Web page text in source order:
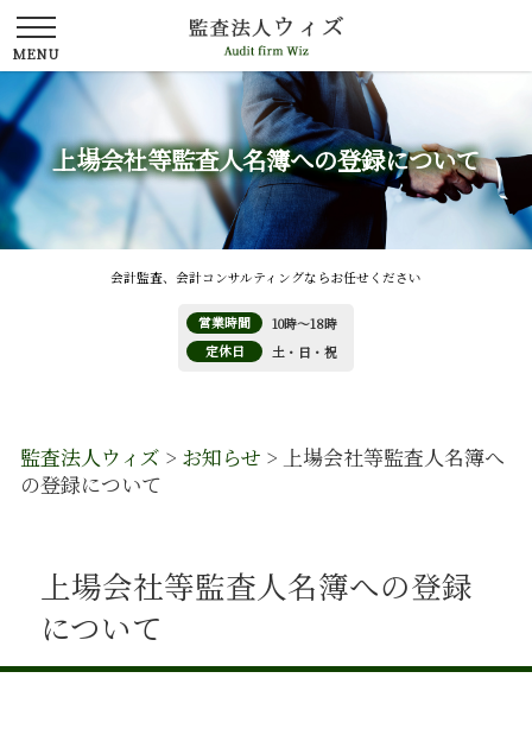
上場会社等監査人名簿への登録について
会計監査、会計コンサルティングならお任せください
営業時間
10時～18時
定休日
土・日・祝
監査法人ウィズ > お知らせ > 上場会社等監査人名簿へ
の登録について
上場会社等監査人名簿への登録
について